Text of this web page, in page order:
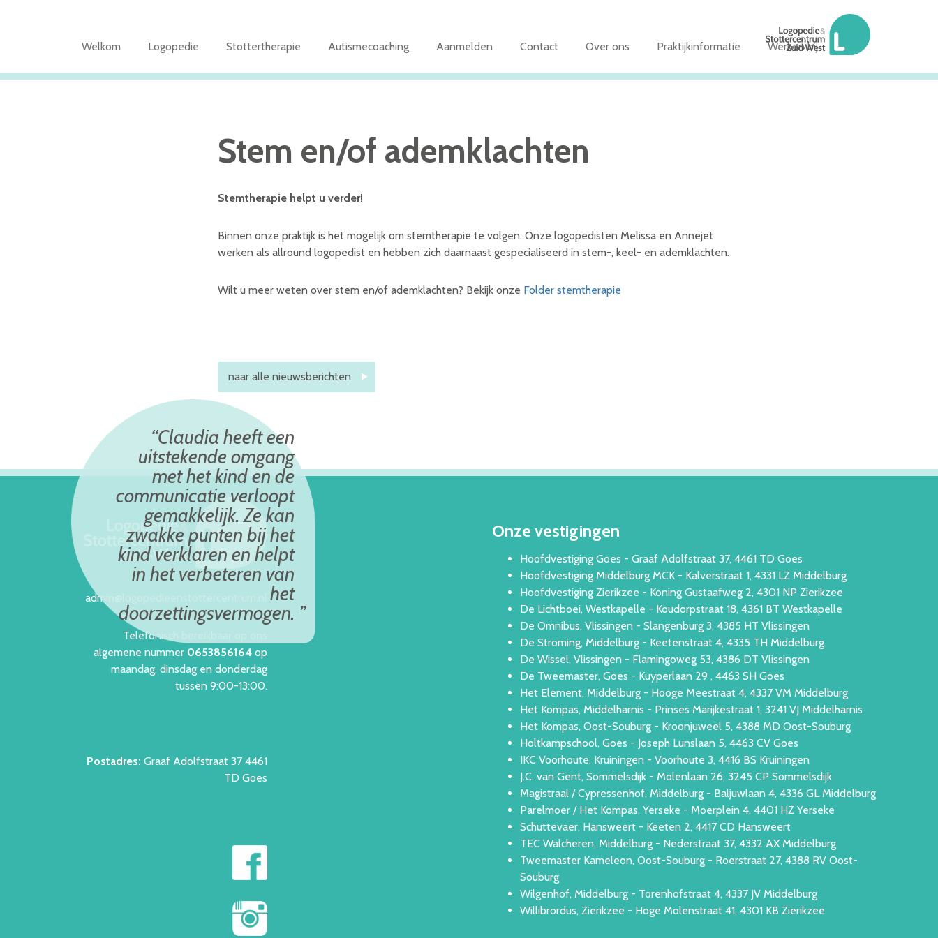
Welkom Logopedie Stottertherapie Autismecoaching Aanmelden Contact Over ons Praktijkinformatie Werken bij
Stem en/of ademklachten
Stemtherapie helpt u verder!
Binnen onze praktijk is het mogelijk om stemtherapie te volgen. Onze logopedisten Melissa en Annejet
werken als allround logopedist en hebben zich daarnaast gespecialiseerd in stem-, keel- en ademklachten.
Wilt u meer weten over stem en/of ademklachten? Bekijk onze Folder stemtherapie
naar alle nieuwsberichten
Claudia heeft een
uitstekende omgang
met het kind en de
communicatie verloopt
gemakkelijk. Ze kan
zwakke punten bij het
kind verklaren en helpt
in het verbeteren van
het
doorzettingsvermogen.
admin@logopedieenstottercentrum.nl
Telefonisch bereikbaar op ons
algemene nummer0653856164op
maandag, dinsdag en donderdag
tussen 9:00-13:00.
Postadres: Graaf Adolfstraat 37 4461
TD Goes
Onze vestigingen
Hoofdvestiging Goes - Graaf Adolfstraat 37, 4461 TD Goes
Hoofdvestiging Middelburg MCK - Kalverstraat 1, 4331 LZ Middelburg
Hoofdvestiging Zierikzee - Koning Gustaafweg 2, 4301 NP Zierikzee
De Lichtboei, Westkapelle - Koudorpstraat 18, 4361 BT Westkapelle
De Omnibus, Vlissingen - Slangenburg 3, 4385 HT Vlissingen
De Stroming, Middelburg - Keetenstraat 4, 4335 TH Middelburg
De Wissel, Vlissingen - Flamingoweg 53, 4386 DT Vlissingen
De Tweemaster, Goes - Kuyperlaan 29 , 4463 SH Goes
Het Element, Middelburg - Hooge Meestraat 4, 4337 VM Middelburg
Het Kompas, Middelharnis - Prinses Marijkestraat 1, 3241 VJ Middelharnis
Het Kompas, Oost-Souburg - Kroonjuweel 5, 4388 MD Oost-Souburg
Holtkampschool, Goes - Joseph Lunslaan 5, 4463 CV Goes
IKC Voorhoute, Kruiningen - Voorhoute 3, 4416 BS Kruiningen
J.C. van Gent, Sommelsdijk - Molenlaan 26, 3245 CP Sommelsdijk
Magistraal / Cypressenhof, Middelburg - Baljuwlaan 4, 4336 GL Middelburg
Parelmoer / Het Kompas, Yerseke - Moerplein 4, 4401 HZ Yerseke
Schuttevaer, Hansweert - Keeten 2, 4417 CD Hansweert
TEC Walcheren, Middelburg - Nederstraat 37, 4332 AX Middelburg
Tweemaster Kameleon, Oost-Souburg - Roerstraat 27, 4388 RV Oost-
Souburg
Wilgenhof, Middelburg - Torenhofstraat 4, 4337 JV Middelburg
Willibrordus, Zierikzee - Hoge Molenstraat 41, 4301 KB Zierikzee